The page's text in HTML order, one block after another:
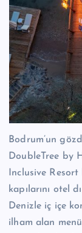
Bodrum’un
DoubleTree by
Inclusive
kapılarını otel
Denizle iç içe
ilham alan